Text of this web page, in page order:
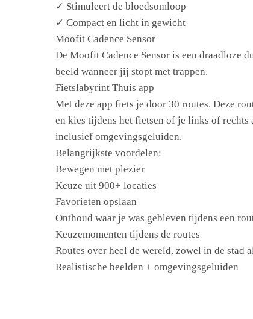
✓ Stimuleert de bloedsomloop
✓ Compact en licht in gewicht
Moofit Cadence Sensor
De Moofit Cadence Sensor is een draadloze
beeld wanneer jij stopt met trappen.
Fietslabyrint Thuis app
Met deze app fiets je door 30 routes. Deze
en kies tijdens het fietsen of je links of rechts
inclusief omgevingsgeluiden.
Belangrijkste voordelen:
Bewegen met plezier
Keuze uit 900+ locaties
Favorieten opslaan
Onthoud waar je was gebleven tijdens een
Keuzemomenten tijdens de routes
Routes over heel de wereld, zowel in de stad
Realistische beelden + omgevingsgeluiden